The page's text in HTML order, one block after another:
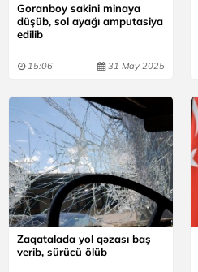
Goranboy sakini minaya
düşüb, sol ayağı amputasiya
edilib
15:06 31 May 2025
Zaqatalada yol qəzası baş
verib, sürücü ölüb